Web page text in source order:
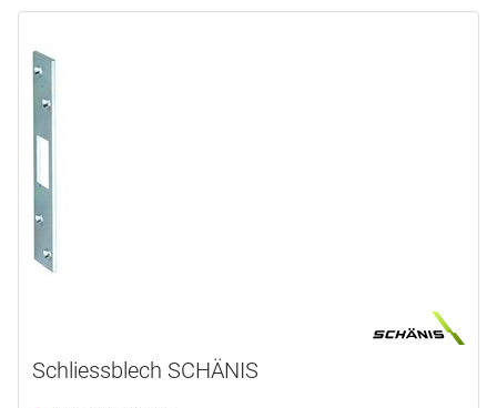
Schliessblech SCHÄNIS